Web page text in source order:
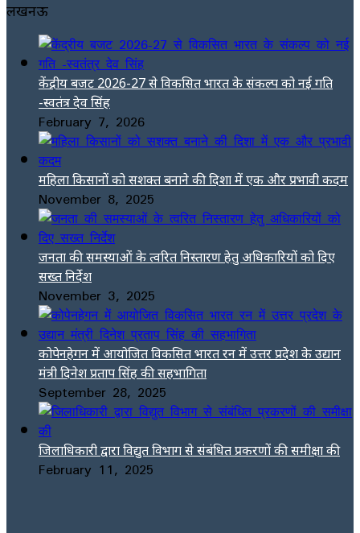
लखनऊ
केंद्रीय बजट 2026-27 से विकसित भारत के संकल्प को नई गति
-स्वतंत्र देव सिंह
February 7, 2026
महिला किसानों को सशक्त बनाने की दिशा में एक और प्रभावी कदम
November 8, 2025
जनता की समस्याओं के त्वरित निस्तारण हेतु अधिकारियों को दिए
सख्त निर्देश
November 3, 2025
कोपेनहेगन में आयोजित विकसित भारत रन में उत्तर प्रदेश के उद्यान
मंत्री दिनेश प्रताप सिंह की सहभागिता
September 28, 2025
जिलाधिकारी द्वारा विद्युत विभाग से संबंधित प्रकरणों की समीक्षा की
February 11, 2025